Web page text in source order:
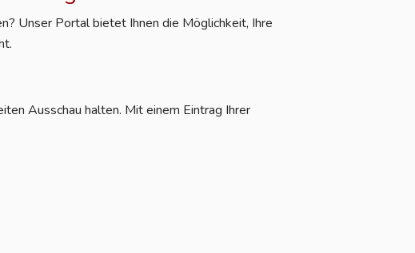
Unser Portal bietet Ihnen die Möglichkeit, Ihre
Ausschau halten. Mit einem Eintrag Ihrer